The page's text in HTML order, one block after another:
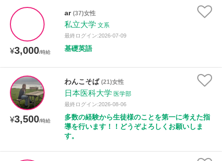
¥3,000/時給
ar (37)女性
私立大学 文系
最終ログイン:2026-07-09
基礎英語
¥3,500/時給
わんこそば (21)女性
日本医科大学 医学部
最終ログイン:2026-08-06
多数の経験から生徒様のことを第一に考えた指
導を行います！！どうぞよろしくお願いしま
す。